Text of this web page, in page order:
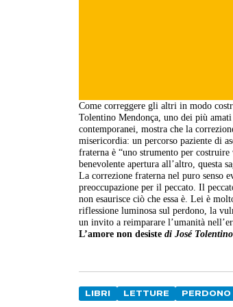
Come correggere gli altri in modo
Tolentino Mendonça, uno dei più
contemporanei, mostra che la
misericordia: un percorso paziente di
fraterna è “uno strumento per
benevolente apertura all’altro, questa
La correzione fraterna nel puro senso
preoccupazione per il peccato. Il
non esaurisce ciò che essa è. Lei è
riflessione luminosa sul perdono, la
un invito a reimparare l’umanità
L’amore non desiste di José
LIBRI LETTURE PERDONO